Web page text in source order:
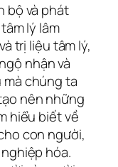
bộ và phát
lý lâm
trị liệu tâm lý,
nhận và
chúng ta
nên những
hiểu biết về
con người,
hóa.